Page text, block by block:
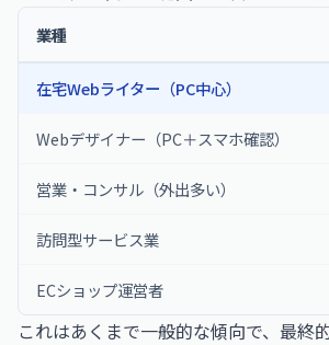
業種
在宅Webライター（PC中心）
Webデザイナー（PC＋スマホ確認）
営業・コンサル（外出多い）
訪問型サービス業
ECショップ運営者
これはあくまで一般的な傾向で、最終